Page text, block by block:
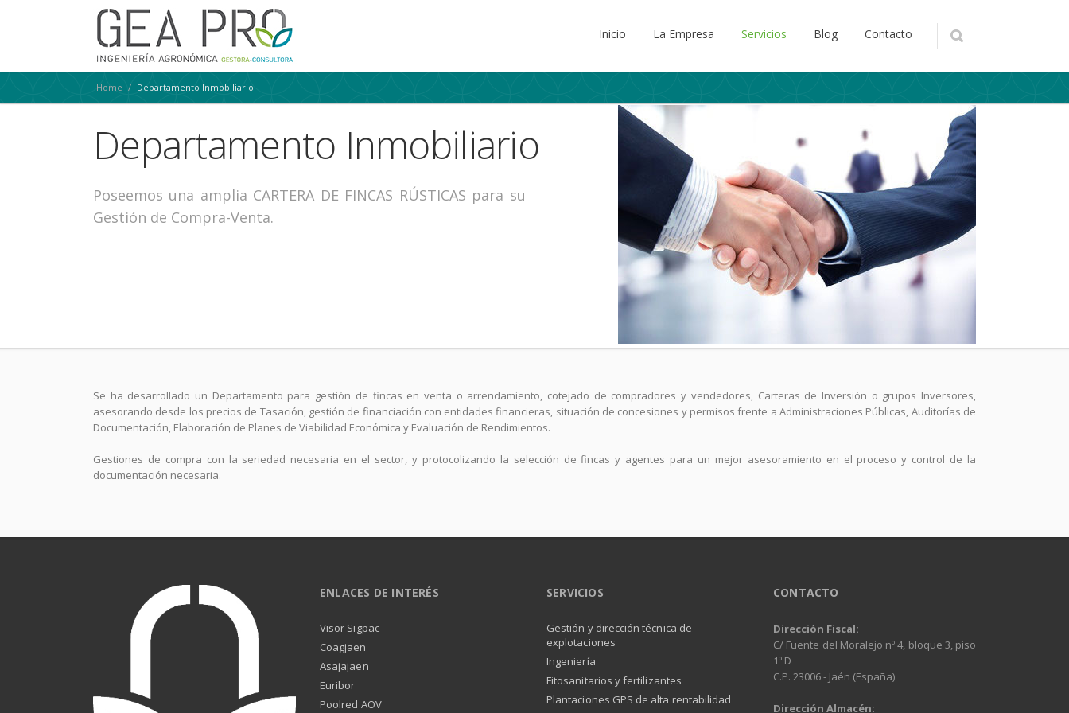
Inicio La Empresa Servicios Blog Contacto
Home / Departamento Inmobiliario
Departamento Inmobiliario
Poseemos una amplia CARTERA DE FINCAS RÚSTICAS para su
Gestión de Compra-Venta.
Se ha desarrollado un Departamento para gestión de fincas en venta o arrendamiento, cotejado de compradores y vendedores, Carteras de Inversión o grupos Inversores,
asesorando desde los precios de Tasación, gestión de financiación con entidades financieras, situación de concesiones y permisos frente a Administraciones Públicas, Auditorías de
Documentación, Elaboración de Planes de Viabilidad Económica y Evaluación de Rendimientos.
Gestiones de compra con la seriedad necesaria en el sector, y protocolizando la selección de fincas y agentes para un mejor asesoramiento en el proceso y control de la
documentación necesaria.
ENLACES DE INTERÉS
Visor Sigpac
Coagjaen
Asajajaen
Euribor
Poolred AOV
SERVICIOS
Gestión y dirección técnica de
explotaciones
Ingeniería
Fitosanitarios y fertilizantes
Plantaciones GPS de alta rentabilidad
CONTACTO
Dirección Fiscal:
C/ Fuente del Moralejo nº 4, bloque 3, piso
1º D
C.P. 23006 - Jaén (España)
Dirección Almacén: